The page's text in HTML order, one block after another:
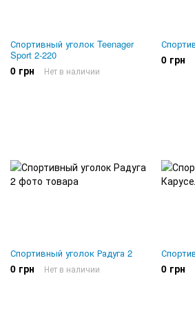
Спортивный уголок Teenager
Sport 2-220
0 грн Нет в наличии
0 грн
Спортивный уголок Радуга 2
0 грн Нет в наличии 0 грн